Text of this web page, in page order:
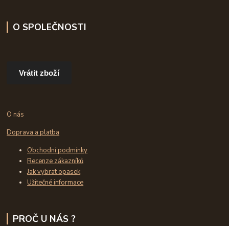
O SPOLEČNOSTI
Vrátit zboží
O nás
Doprava a platba
Obchodní podmínky
Recenze zákazníků
Jak vybrat opasek
Užitečné informace
PROČ U NÁS ?